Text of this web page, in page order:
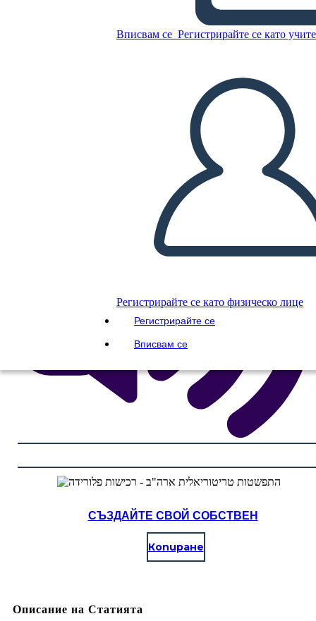
Вписвам се Регистрирайте се като
Регистрирайте се като физическо лице
Регистрирайте се
Вписвам се
רכישות פלורידה
Копирайте този Storyboard
СЪЗДАЙТЕ СЦЕНАРИЙ
ПУСКАНЕ НА СЛАЙДШОУ
ЧЕТИ МИ
СЪЗДАЙТЕ СВОЙ СОБСТВЕН
Копиране
Описание на Статията